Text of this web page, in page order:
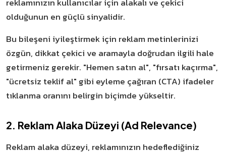
olduğunun en güçlü sinyalidir.
Bu bileşeni iyileştirmek için reklam metinlerinizi
özgün, dikkat çekici ve aramayla doğrudan ilgili hale
getirmeniz gerekir. "Hemen satın al", "fırsatı kaçırma",
"ücretsiz teklif al" gibi eyleme çağıran (CTA) ifadeler
tıklanma oranını belirgin biçimde yükseltir.
2. Reklam Alaka Düzeyi (Ad Relevance)
Reklam alaka düzeyi, reklamınızın hedeflediğiniz